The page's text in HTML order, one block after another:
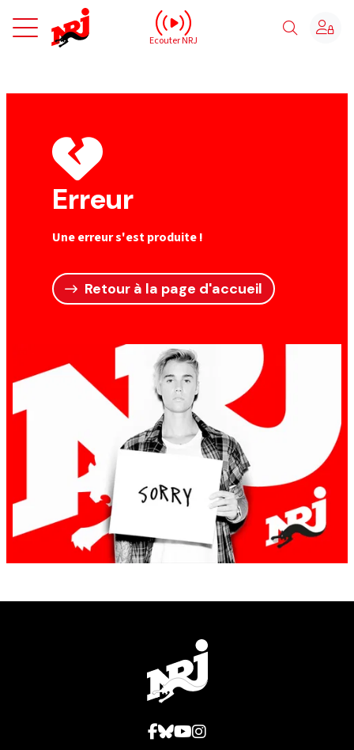
NRJ - Accueil
Ecouter NRJ
Erreur
Une erreur s'est produite !
Retour à la page d'accueil